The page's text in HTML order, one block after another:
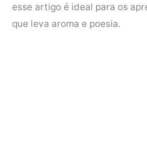
esse artigo é ideal para os
que leva aroma e poesia.